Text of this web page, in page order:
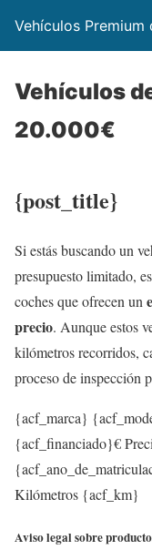
Vehículos Premium
Vehículos
20.000€
{post_title}
Si estás buscando un
presupuesto limitado,
coches que ofrecen un
precio. Aunque estos
kilómetros recorridos,
proceso de inspección
{acf_marca}
{acf_financiado}€
Kilómetros {acf_km}
Aviso legal sobre